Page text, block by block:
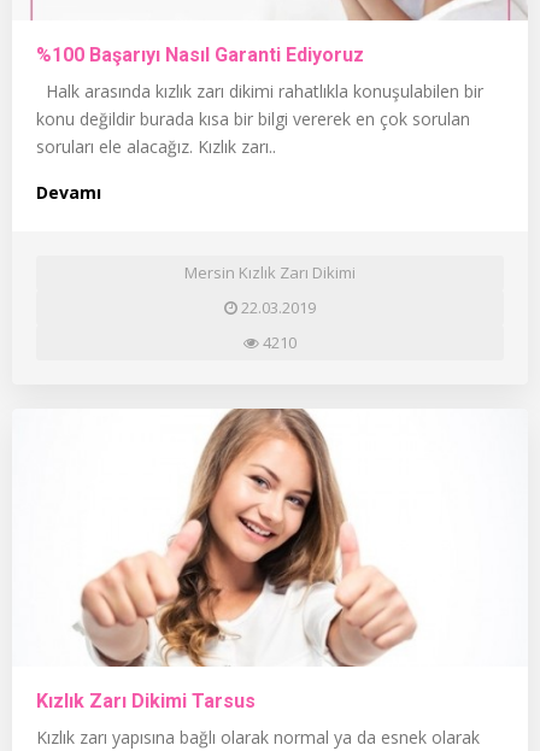
%100 Başarıyı Nasıl Garanti Ediyoruz
Halk arasında kızlık zarı dikimi rahatlıkla konuşulabilen bir
konu değildir burada kısa bir bilgi vererek en çok sorulan
soruları ele alacağız. Kızlık zarı..
Devamı
Mersin Kızlık Zarı Dikimi
22.03.2019
4210
Kızlık Zarı Dikimi Tarsus
Kızlık zarı yapısına bağlı olarak normal ya da esnek olarak